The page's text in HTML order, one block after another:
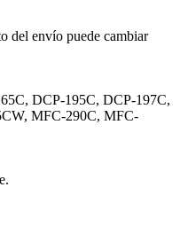
del envío puede cambiar
DCP-195C, DCP-197C,
MFC-290C, MFC-